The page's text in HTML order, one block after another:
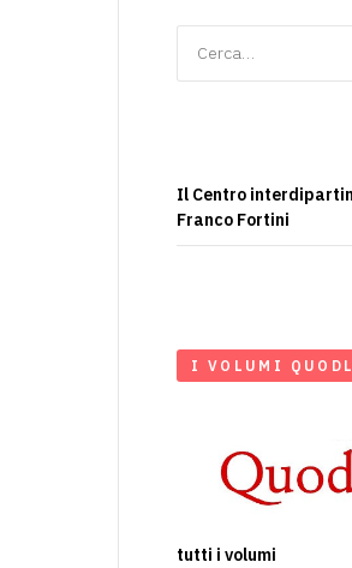
per:
Il Centro
Franco Fortini
I VOLUMI
tutti i volumi